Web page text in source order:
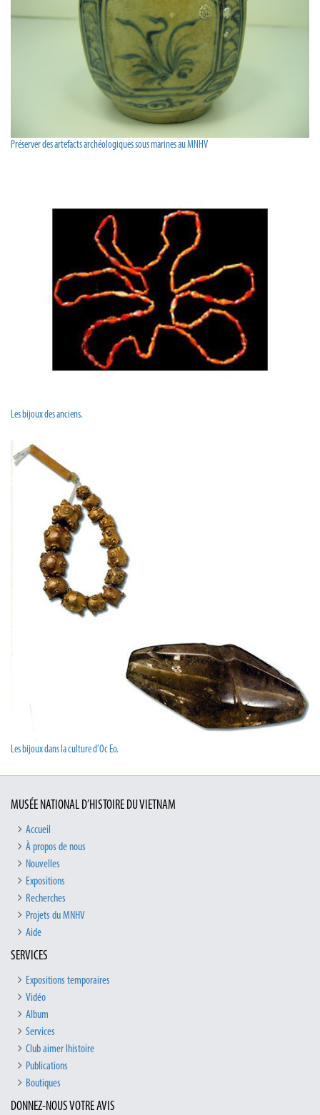
Préserver des artefacts archéologiques sous marines au MNHV
Les bijoux des anciens.
Les bijoux dans la culture d’Oc Eo.
MUSÉE NATIONAL D’HISTOIRE DU VIETNAM
Accueil
À propos de nous
Nouvelles
Expositions
Recherches
Projets du MNHV
Aide
SERVICES
Expositions temporaires
Vidéo
Album
Services
Club aimer lhistoire
Publications
Boutiques
DONNEZ-NOUS VOTRE AVIS